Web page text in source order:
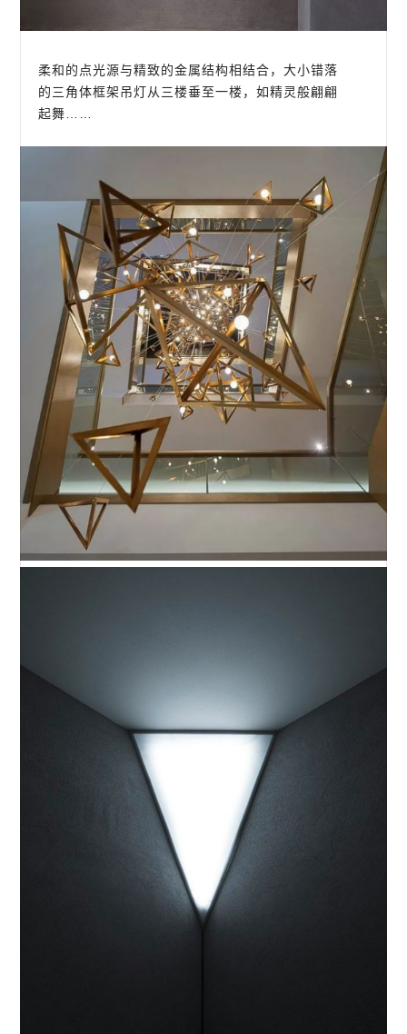
柔和的点光源与精致的金属结构相结合，大小错落
的三角体框架吊灯从三楼垂至一楼，如精灵般翩翩
起舞……